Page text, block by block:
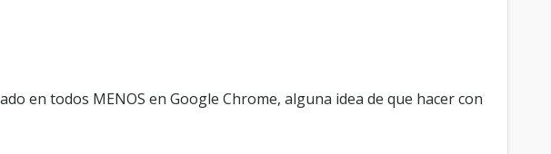
en todos MENOS en Google Chrome, alguna idea de que hacer con